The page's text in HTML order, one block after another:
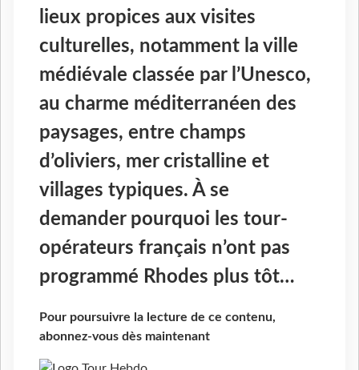
lieux propices aux visites
culturelles, notamment la ville
médiévale classée par l’Unesco,
au charme méditerranéen des
paysages, entre champs
d’oliviers, mer cristalline et
villages typiques. À se
demander pourquoi les tour-
opérateurs français n’ont pas
programmé Rhodes plus tôt…
Pour poursuivre la lecture de ce contenu,
abonnez-vous dès maintenant